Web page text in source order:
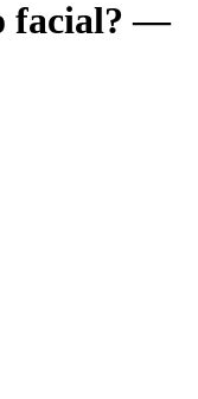
facial? —